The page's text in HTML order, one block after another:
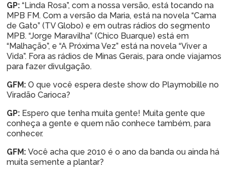
GP: “Linda Rosa”, com a nossa versão, está tocando na
MPB FM. Com a versão da Maria, está na novela “Cama
de Gato” (TV Globo) e em outras rádios do segmento
MPB. “Jorge Maravilha” (Chico Buarque) está em
“Malhação”, e “A Próxima Vez” está na novela “Viver a
Vida”. Fora as rádios de Minas Gerais, para onde viajamos
para fazer divulgação.
GFM: O que você espera deste show do Playmobille no
Viradão Carioca?
GP: Espero que tenha muita gente! Muita gente que
conheça a gente e quem não conhece também, para
conhecer.
GFM: Você acha que 2010 é o ano da banda ou ainda há
muita semente a plantar?